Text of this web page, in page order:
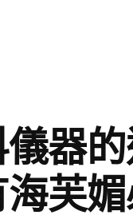
儀器
芙